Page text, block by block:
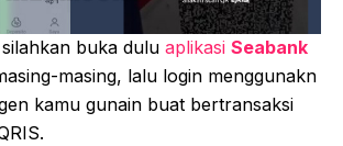
buka dulu aplikasi Seabank
masing, lalu login menggunakn
kamu gunain buat bertransaksi